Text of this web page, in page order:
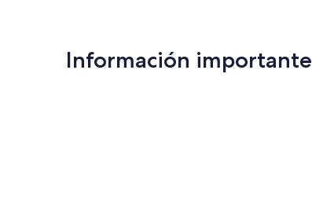
Información importante